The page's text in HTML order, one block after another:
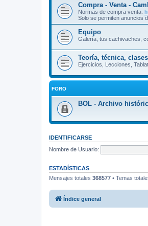
Compra - Venta -
Normas de compra venta:
Solo se permiten anuncios
Equipo
Galería, tus cachivaches,
Teoría, técnica,
Ejercicios, Lecciones,
FORO
BOL - Archivo
IDENTIFICARSE
Nombre de Usuario:
ESTADÍSTICAS
Mensajes totales 368577 • Temas
Índice general